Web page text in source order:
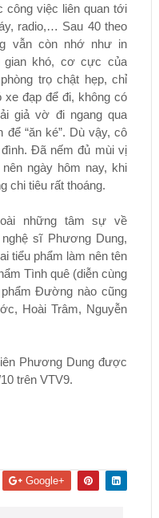
công việc liên quan tới
radio,… Sau 40 theo
vẫn còn nhớ như in
gian khó, cơ cực của
trọ chật hẹp, chỉ
đạp để đi, không có
giả vờ đi ngang qua
để “ăn ké”. Dù vậy, cô
Đã nếm đủ mùi vị
ngày hôm nay, khi
chi tiêu rất thoáng.
những tâm sự về
sĩ Phương Dung,
tiểu phẩm làm nên tên
Tình quê (diễn cùng
Đường nào cũng
Hoài Trâm, Nguyễn
Phương Dung được
trên VTV9.
Google+